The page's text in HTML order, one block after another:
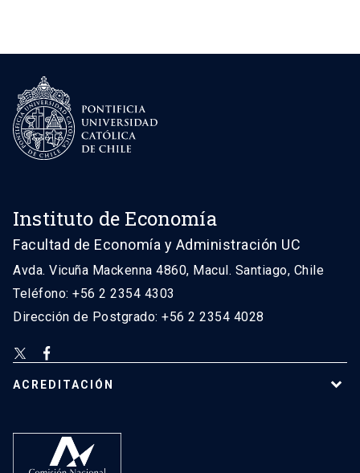
Instituto de Economía
Facultad de Economía y Administración UC
Avda. Vicuña Mackenna 4860, Macul. Santiago, Chile
Teléfono: +56 2 2354 4303
Dirección de Postgrado: +56 2 2354 4028
ACREDITACIÓN